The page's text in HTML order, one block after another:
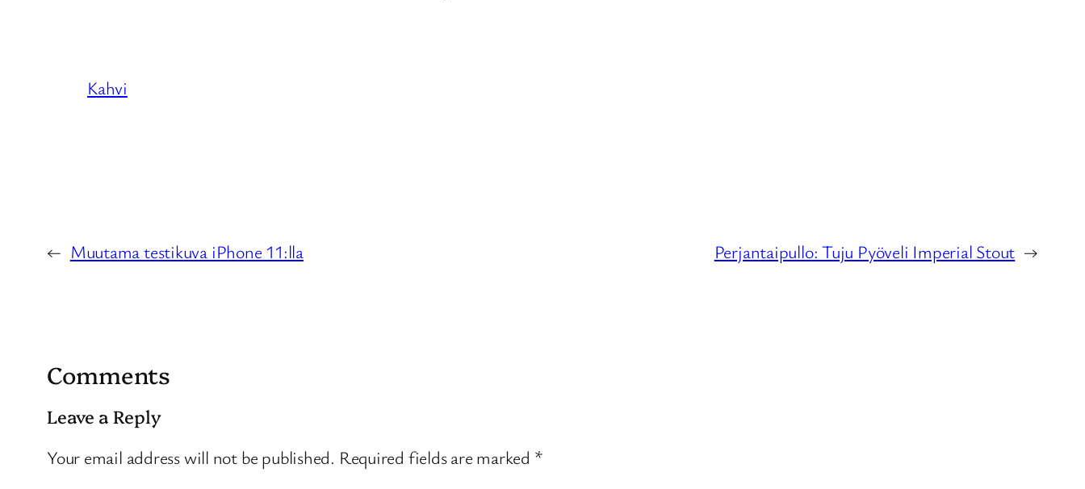
Kahvi
← Muutama testikuva iPhone 11:lla Perjantaipullo: Tuju Pyöveli Imperial Stout →
Comments
Leave a Reply
Your email address will not be published. Required fields are marked *